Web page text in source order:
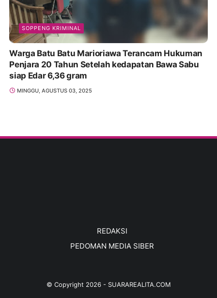
SOPPENG KRIMINAL
Warga Batu Batu Marioriawa Terancam Hukuman
Penjara 20 Tahun Setelah kedapatan Bawa Sabu
siap Edar 6,36 gram
MINGGU, AGUSTUS 03, 2025
REDAKSI
PEDOMAN MEDIA SIBER
© Copyright 2026- SUARAREALITA.COM